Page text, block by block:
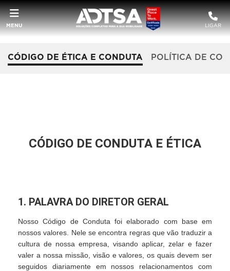
MENU LIGAR
POLÍTICA DE
CÓDIGO DE ÉTICA E CONDUTA
CÓDIGO DE CONDUTA E ÉTICA
1. PALAVRA DO DIRETOR GERAL
Nosso Código de Conduta foi elaborado com base em
nossos valores. Nele se encontra regras que vão traduzir a
cultura de nossa empresa, visando aplicar, zelar e fazer
valer a nossa missão, visão e valores, os quais devem ser
seguidos diariamente em nossos relacionamentos com